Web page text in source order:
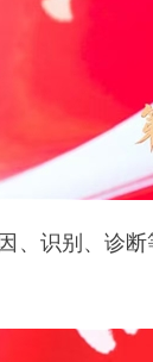
识别、诊断